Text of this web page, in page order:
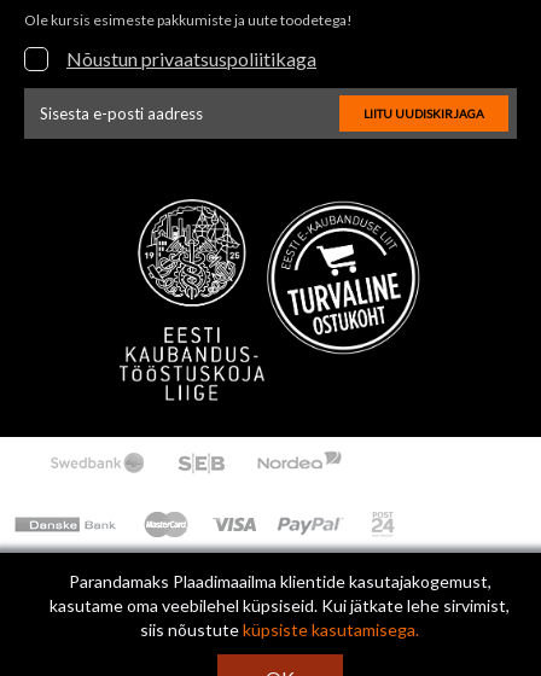
Parandamaks Plaadimaailma klientide kasutajakogemust,
kasutame oma veebilehel küpsiseid. Kui jätkate lehe sirvimist,
siis nõustuteküpsiste kasutamisega.
Ole kursis esimeste pakkumiste ja uute toodetega!
Nõustun privaatsuspoliitikaga
LIITU UUDISKIRJAGA